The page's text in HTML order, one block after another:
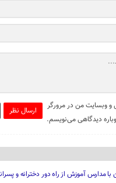
ارسال نظر
و وبسایت من در مرورگر
دیدگاهی می‌نویسم.
با مدارس آموزش از راه دور دخترانه و